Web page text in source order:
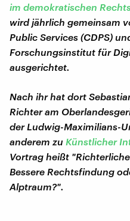
im demokratischen
wird jährlich gemeinsam
Public Services (CDPS)
Forschungsinstitut für
ausgerichtet.
Nach ihr hat dort
Richter am
der Ludwig-Maximilians-
anderem zu Künstlicher
Vortrag heißt
Bessere Rechtsfindung
Alptraum?".